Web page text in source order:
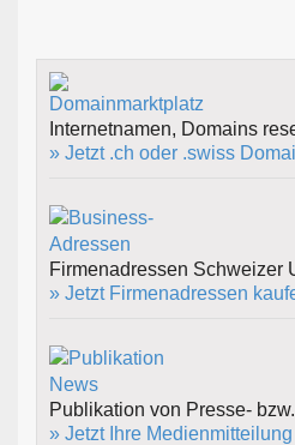
Internetnamen, Domains
» Jetzt .ch oder .swiss
Firmenadressen Schweizer
» Jetzt Firmenadressen
Publikation von Presse-
» Jetzt Ihre